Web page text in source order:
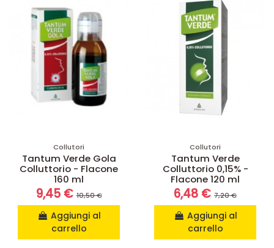
Collutori
Tantum Verde Gola
Colluttorio - Flacone
160 ml
9,45 €10,50 €
Aggiungi al
carrello
Collutori
Tantum Verde
Colluttorio 0,15% -
Flacone 120 ml
6,48 € 7,20 €
Aggiungi al
carrello